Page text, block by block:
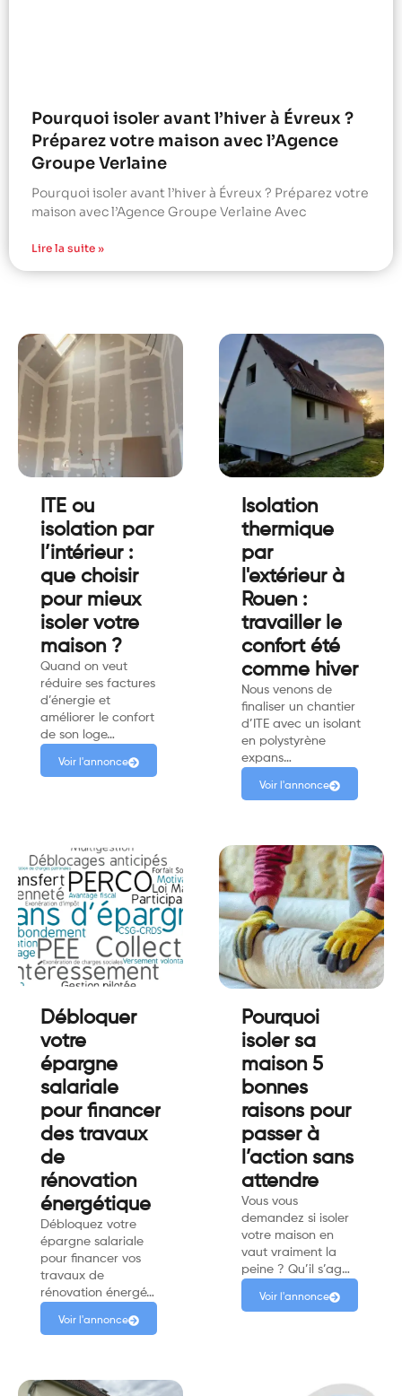
Pourquoi isoler avant l’hiver à Évreux ?
Préparez votre maison avec l’Agence
Groupe Verlaine
Pourquoi isoler avant l’hiver à Évreux ? Préparez votre
maison avec l’Agence Groupe Verlaine Avec
Lire la suite »
ITE ou
isolation par
l’intérieur :
que choisir
pour mieux
isoler votre
maison ?
Quand on veut
réduire ses factures
d’énergie et
améliorer le confort
de son loge…
Voir l'annonce
Isolation
thermique
par
l'extérieur à
Rouen :
travailler le
confort été
comme hiver
Nous venons de
finaliser un chantier
d’ITE avec un isolant
en polystyrène
expans…
Voir l'annonce
Débloquer
votre
épargne
salariale
pour financer
des travaux
de
rénovation
énergétique
Débloquez votre
épargne salariale
pour financer vos
travaux de
rénovation énergé…
Voir l'annonce
Pourquoi
isoler sa
maison 5
bonnes
raisons pour
passer à
l’action sans
attendre
Vous vous
demandez si isoler
votre maison en
vaut vraiment la
peine ? Qu’il s’ag…
Voir l'annonce